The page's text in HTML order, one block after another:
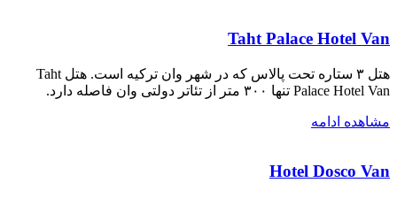
Taht Palace Hotel Van
هتل ۳ ستاره تحت پالاس که در شهر وان ترکیه است. هتل Taht
Palace Hotel Van تنها ۳۰۰ متر از تئاتر دولتی وان فاصله دارد.
مشاهده ادامه
Hotel Dosco Van